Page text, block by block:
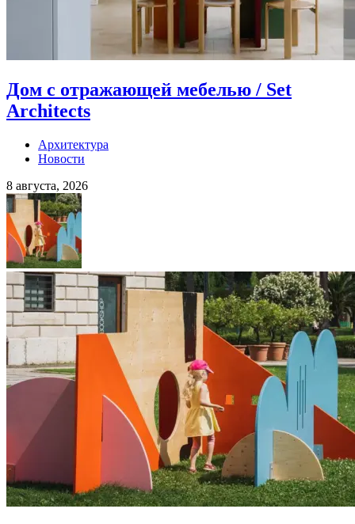
Дом с отражающей мебелью / Set
Architects
Архитектура
Новости
8 августа, 2026